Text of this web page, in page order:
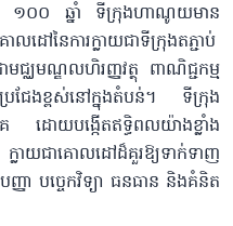
១០០ ឆ្នាំ ទីក្រុងហាណូយមាន
លដៅនៃការក្លាយជាទីក្រុងតភ្ជាប់​
ជ្ឈមណ្ឌលហិរញ្ញវត្ថុ ពាណិជ្ជកម្ម
ប្រជែងខ្ពស់នៅក្នុងតំបន់។ ទីក្រុង
ោយបង្កើតឥទ្ធិពលយ៉ាង​ខ្លាំង
យជាគោលដៅដ៏គួរឱ្យ​ទាក់ទាញ
ា បច្ចេកវិទ្យា ធនធាន និងគំនិត